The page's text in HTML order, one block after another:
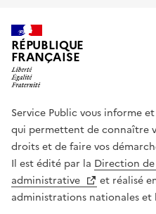
RÉPUBLIQUE
FRANÇAISE
Service Public vous informe
qui permettent de connaître
droits et de faire vos
Il est édité par la Direction
administrative
et réalisé
administrations nationales et